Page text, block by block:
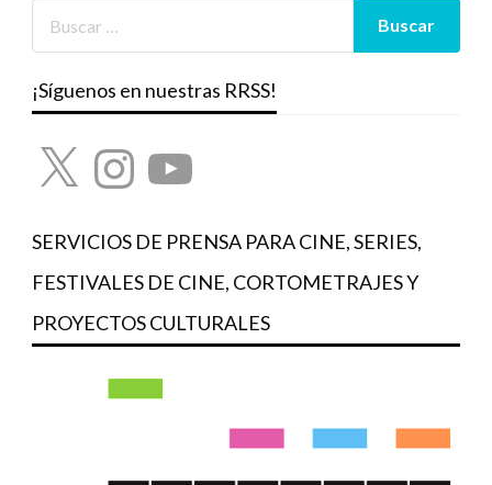
¡Síguenos en nuestras RRSS!
X InstagramYouTube
SERVICIOS DE PRENSA PARA CINE, SERIES,
FESTIVALES DE CINE, CORTOMETRAJES Y
PROYECTOS CULTURALES